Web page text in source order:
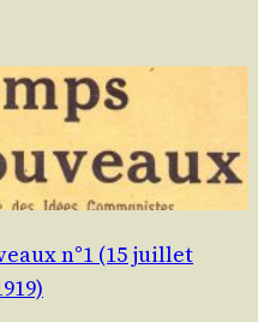
n°1 (15 juillet